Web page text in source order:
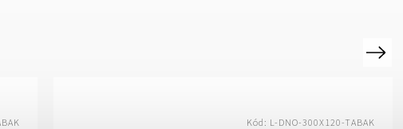
Kód: L-DNO-300X120-TABAK
Next